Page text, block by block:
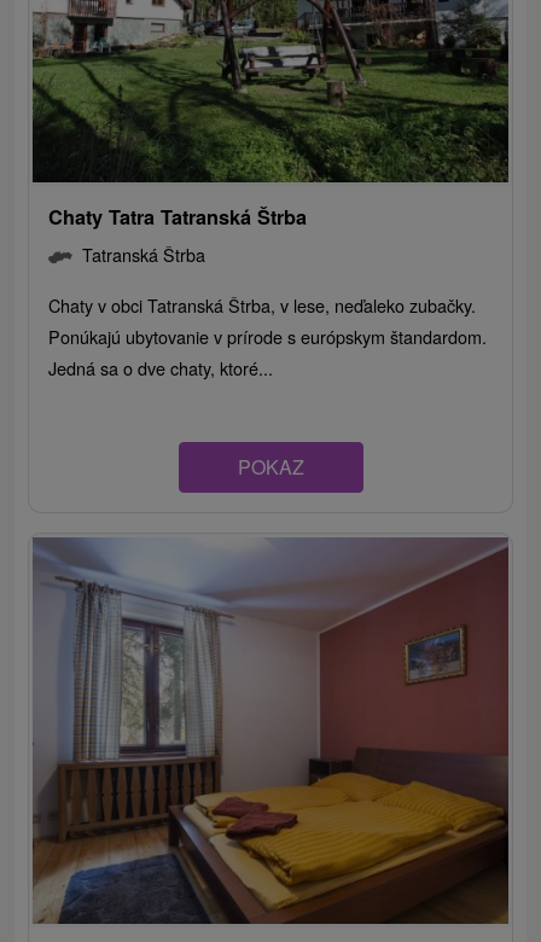
Chaty Tatra Tatranská Štrba
Tatranská Štrba
Chaty v obci Tatranská Štrba, v lese, neďaleko zubačky.
Ponúkajú ubytovanie v prírode s európskym štandardom.
Jedná sa o dve chaty, ktoré...
POKAZ